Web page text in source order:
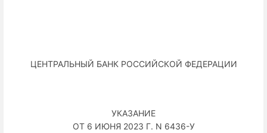
ЦЕНТРАЛЬНЫЙ БАНК РОССИЙСКОЙ ФЕДЕРАЦИИ
УКАЗАНИЕ
ОТ 6 ИЮНЯ 2023 Г. N 6436-У